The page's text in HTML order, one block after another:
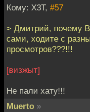
Кому: X3T, #57
> Дмитрий, почему
сами, ходите с
просмотров???!!!
[визжыт]
Не пали хату!!!
Muerto »